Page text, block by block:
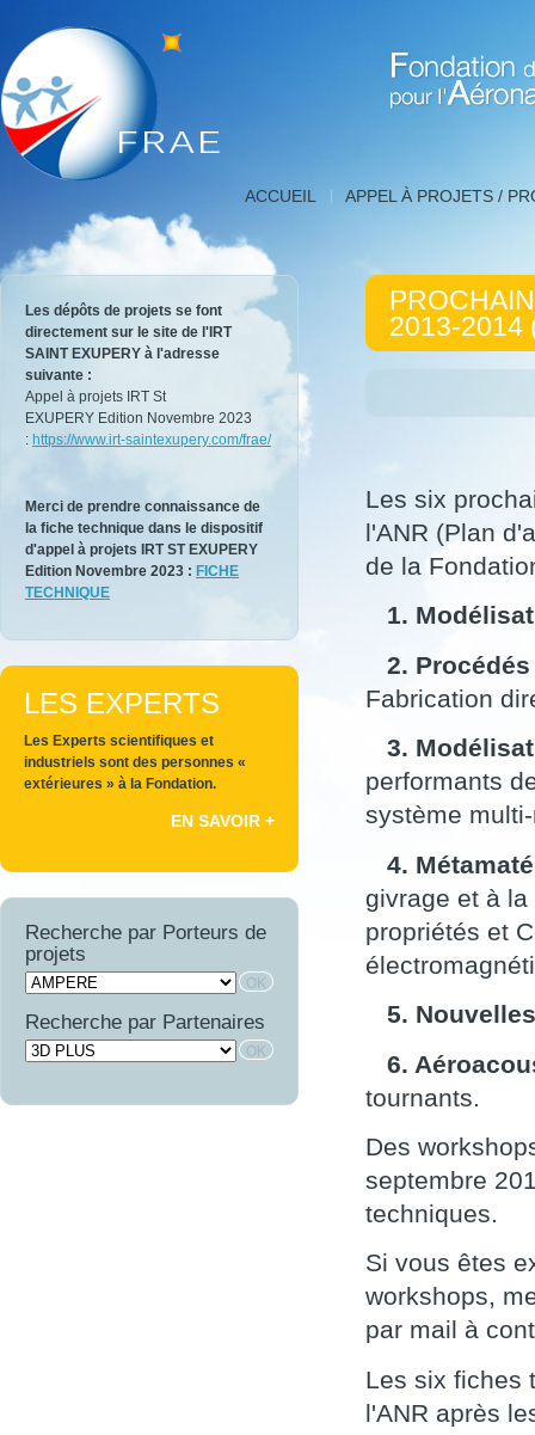
Prochaines
appel
projets
FRAE
2013-
(conjoint
Détail
de
Fondation
de
et
l'Espace
ACCUEIL APPEL À PROJETS /
Les dépôts de projets se font
directement sur le site de l'IRT
SAINT EXUPERY à l'adresse
suivante :
Appel à projets IRT St
EXUPERY Edition Novembre 2023
: https://www.irt-saintexupery.com/frae/
Merci de prendre connaissance de
la fiche technique dans le dispositif
d'appel à projets IRT ST EXUPERY
Edition Novembre 2023 : FICHE
TECHNIQUE
LES EXPERTS
Les Experts scientifiques et
industriels sont des personnes «
extérieures » à la Fondation.
EN SAVOIR +
Recherche par Porteurs de
projets
Recherche par Partenaires
2013-2014
Les six
l'ANR (Plan
de la
1.
2. Procédés
Fabrication
3.
performants
système
4.
givrage et à
propriétés et
5.
6.
tournants
Des
septembre
techniques.
Si vous êtes
workshops,
par mail à
Les six fiches
l'ANR après